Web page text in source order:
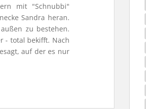
mit "Schnubbi"
Sandra heran.
zu bestehen.
- total bekifft. Nach
auf der es nur